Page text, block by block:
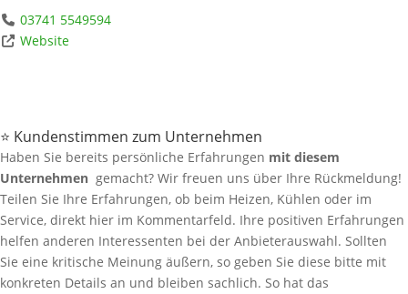
03741 5549594
Website
⭐ Kundenstimmen zum Unternehmen
Haben Sie bereits persönliche Erfahrungen mit diesem
Unternehmen gemacht? Wir freuen uns über Ihre Rückmeldung!
Teilen Sie Ihre Erfahrungen, ob beim Heizen, Kühlen oder im
Service, direkt hier im Kommentarfeld. Ihre positiven Erfahrungen
helfen anderen Interessenten bei der Anbieterauswahl. Sollten
Sie eine kritische Meinung äußern, so geben Sie diese bitte mit
konkreten Details an und bleiben sachlich. So hat das